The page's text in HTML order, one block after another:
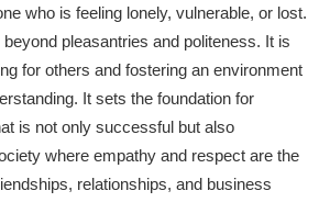
who is feeling lonely, vulnerable, or lost.
pleasantries and politeness. It is
for others and fostering an environment
It sets the foundation for
is not only successful but also
where empathy and respect are the
relationships, and business